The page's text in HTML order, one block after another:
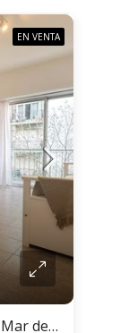
EN VENTA
Venta Departamento Güemes Mar del Plata 2 Ambientes